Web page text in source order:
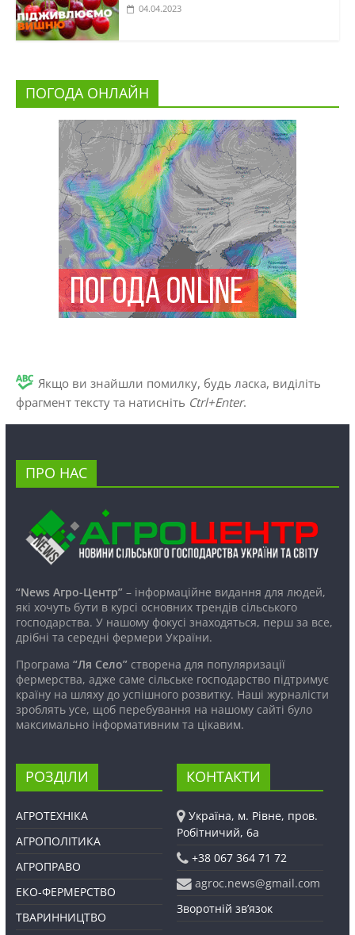
04.04.2023
ПОГОДА ОНЛАЙН
Якщо ви знайшли помилку, будь ласка, виділіть
фрагмент тексту та натисніть Ctrl+Enter.
ПРО НАС
“News Агро-Центр”– інформаційне видання для людей,
які хочуть бути в курсі основних трендів сільського
господарства. У нашому фокусі знаходяться, перш за все,
дрібні та середні фермери України.
Програма “Ля Село”створена для популяризації
фермерства, адже саме сільське господарство підтримує
країну на шляху до успішного розвитку. Наші журналісти
зроблять усе, щоб перебування на нашому сайті було
максимально інформативним та цікавим.
РОЗДІЛИ
АГРОТЕХНІКА
АГРОПОЛІТИКА
АГРОПРАВО
ЕКО-ФЕРМЕРСТВО
ТВАРИННИЦТВО
КОНТАКТИ
Україна, м. Рівне, пров.
Робітничий, 6а
+38 067 364 71 72
agroc.news@gmail.com
Зворотній зв’язок